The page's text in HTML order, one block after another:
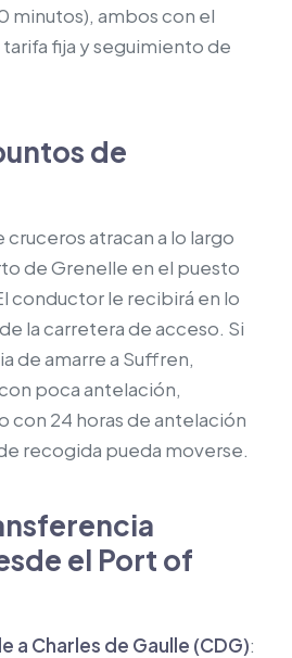
minutos), ambos con el
fija y seguimiento de
de
atracan a lo largo
de Grenelle en el puesto
conductor le recibirá en lo
la carretera de acceso. Si
de amarre a Suffren,
poca antelación,
con 24 horas de antelación
recogida pueda moverse.
el Port of
a Charles de Gaulle (CDG):